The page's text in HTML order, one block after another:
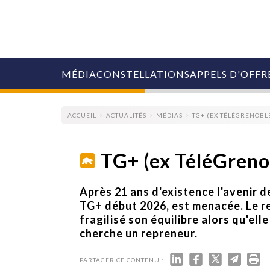
MÉDIA
COLLECTIVITÉS
MARQUES
AGENCES
RETAIL
MÉDIAS
ÉVÉNEMENTIELS
CONSTELLATIONSAPPELS
ACCUEIL ACTUALITÉS MÉDIAS TG+ (EX
TG+ (ex
Après 21 ans d'existence l'avenir
TG+ début 2026, est menacée.
fragilisé son équilibre alors
cherche un repreneur.
PARTAGER CE CONTENU :